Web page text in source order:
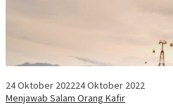
24 Oktober 202224 Oktober 2022
Menjawab Salam Orang Kafir